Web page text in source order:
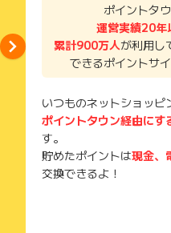
ポイントタ
運営実績20年
累計900万人が利用し
できるポイントサ
いつものネットショッピ
ポイントタウン経由にす
す。
貯めたポイントは現金、
交換できるよ！